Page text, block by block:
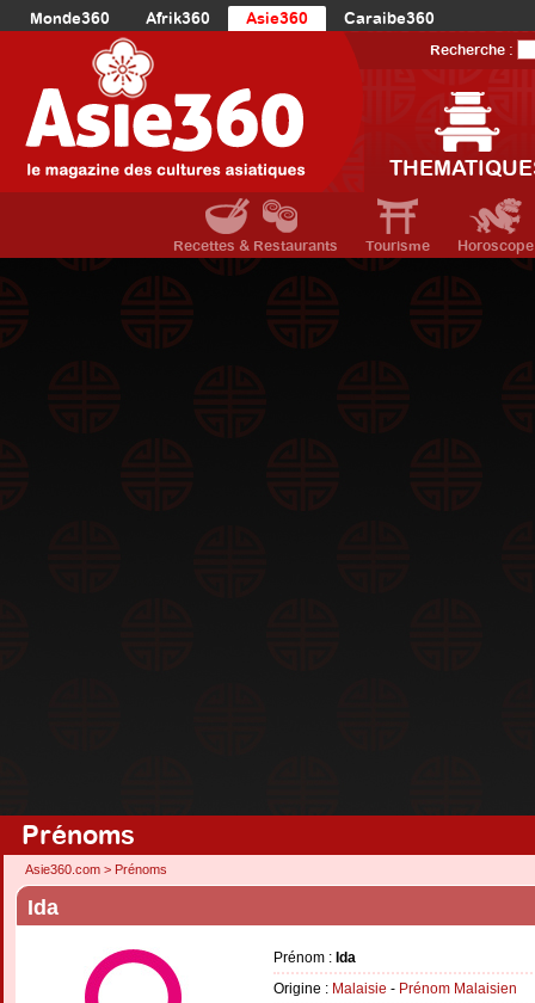
Monde360 Afrik360 Asie360
Caraibe360
Europe360
AmériqueDuNord360
Océanie360
Recherche :
Recettes & Restaurants Tourisme Horoscope
Prénoms
Asie360.com > Prénoms
Ida
Prénom : Ida
Origine : Malaisie - Prénom Malaisien